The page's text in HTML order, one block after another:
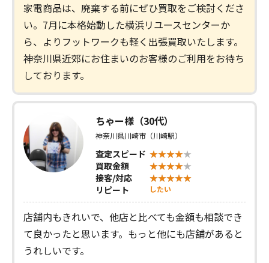
家電商品は、廃棄する前にぜひ買取をご検討くださ
い。7月に本格始動した横浜リユースセンターか
ら、よりフットワークも軽く出張買取いたします。
神奈川県近郊にお住まいのお客様のご利用をお待ち
しております。
ちゃー様（30代）
神奈川県川崎市（川崎駅）
査定スピード
買取金額
接客/対応
リピート
したい
店舗内もきれいで、他店と比べても金額も相談でき
て良かったと思います。もっと他にも店舗があると
うれしいです。